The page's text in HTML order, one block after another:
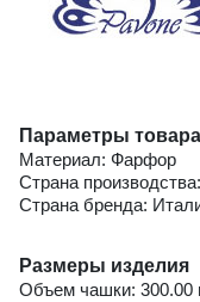
Параметры товара
Материал: Фарфор
Страна
Страна бренда:
Размеры изделия
Объем чашки: